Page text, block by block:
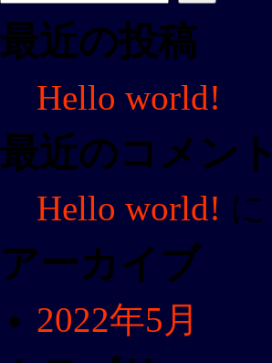
最近の投稿
Hello world!
最近のコメント
Hello world! に
アーカイブ
2022年5月